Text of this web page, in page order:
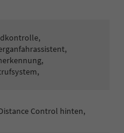
Control hinten,